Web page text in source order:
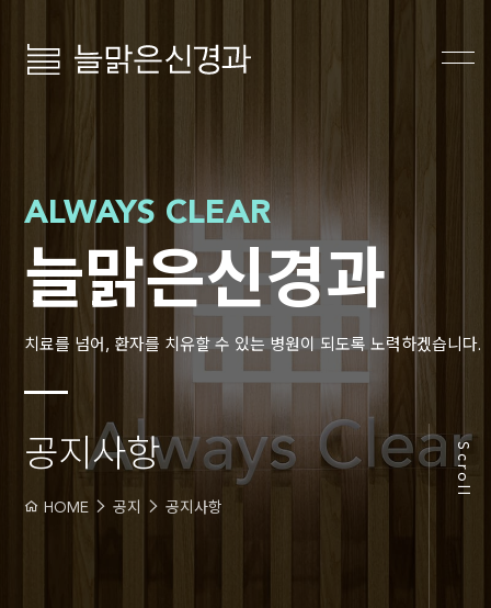
ALWAYS CLEAR
늘맑은신경과
치료를 넘어, 환자를 치유할 수 있는 병원이 되도록 노력하겠습니다.
공지사항
HOME 공지 공지사항
Scroll